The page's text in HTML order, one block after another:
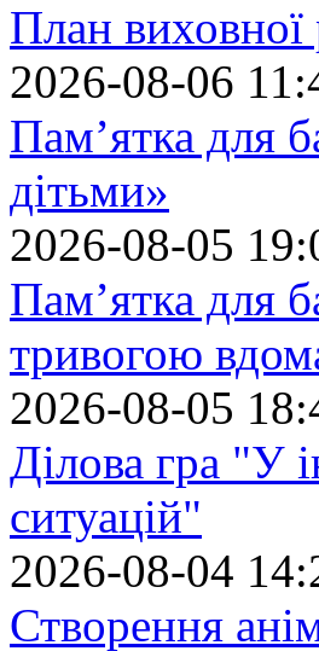
План виховної
2026-08-06
Пам’ятка для
дітьми»
2026-08-05
Пам’ятка для
тривогою
2026-08-05
Ділова гра "У
ситуацій"
2026-08-04
Створення